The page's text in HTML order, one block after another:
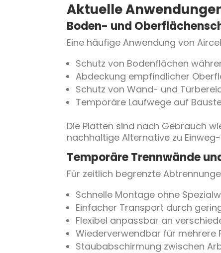
Aktuelle
Boden- und
Eine häufige Anwendung von
Schutz von Bodenflächen
Abdeckung empfindlicher
Schutz von Wand- und
Temporäre Laufwege auf
Die Platten sind nach Gebrauch
nachhaltige Alternative zu
Temporäre Trennwände
Für zeitlich begrenzte
Schnelle Montage ohne
Einfacher Transport durch
Flexibel anpassbar an
Wiederverwendbar für mehrere
Staubabschirmung zwischen